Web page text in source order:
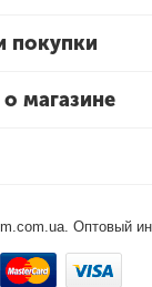
покупки
магазине
Оптовый